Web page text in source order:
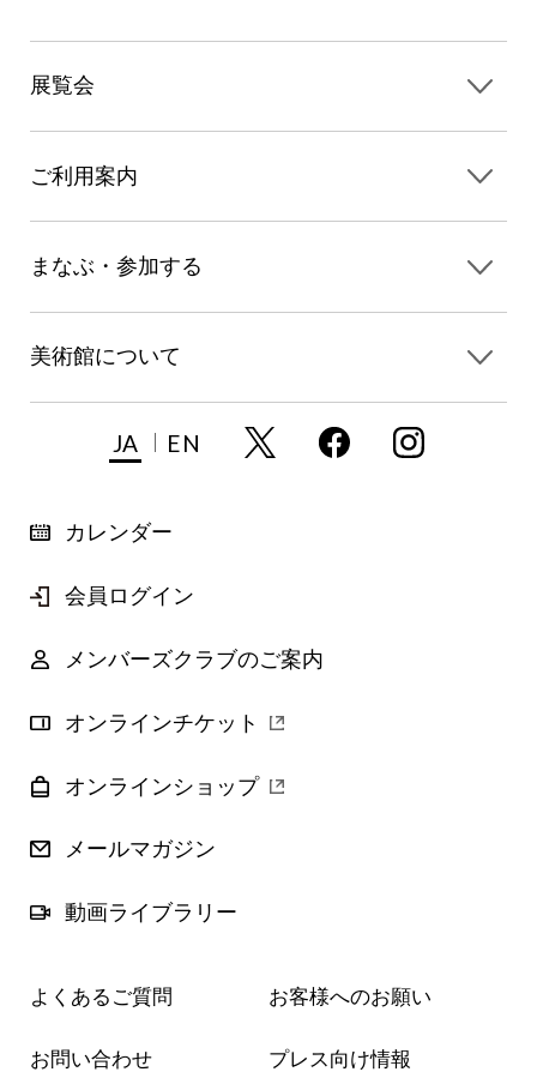
JA EN
展覧会
ご利用案内
まなぶ・参加する
美術館について
カレンダー
会員ログイン
メンバーズクラブのご案内
オンラインチケット
オンラインショップ
メールマガジン
動画ライブラリー
よくあるご質問 お客様へのお願い
お問い合わせ プレス向け情報